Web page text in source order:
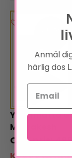
Yogamatta
Marrakesh
Anmäl
härlig dos